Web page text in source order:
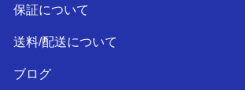
保証について
送料/配送について
ブログ